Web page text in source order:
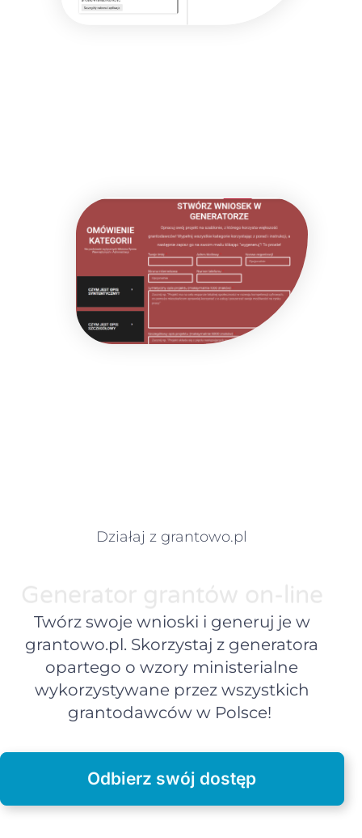
Działaj z grantowo.pl
Twórz swoje wnioski i generuj je w
grantowo.pl. Skorzystaj z generatora
opartego o wzory ministerialne
wykorzystywane przez wszystkich
grantodawców w Polsce!
Odbierz swój dostęp